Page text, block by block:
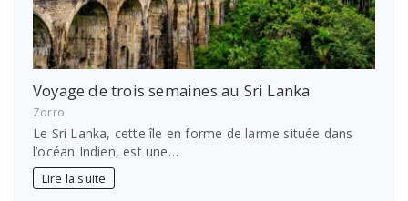
Voyage de trois semaines au Sri Lanka
Zorro
Le Sri Lanka, cette île en forme de larme située dans
l’océan Indien, est une…
Lire la suite